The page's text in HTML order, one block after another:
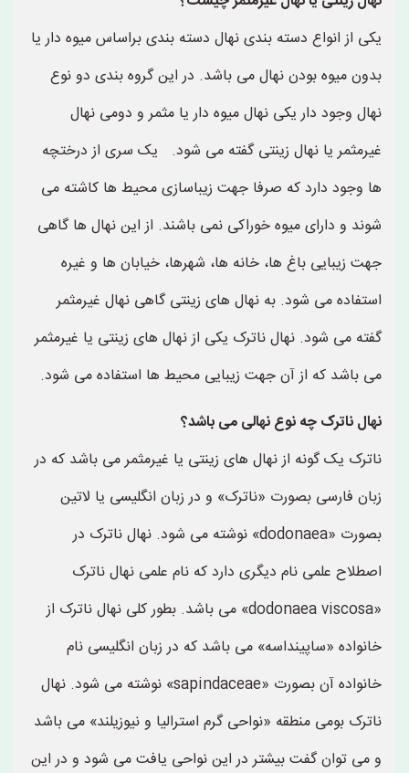
یکی از انواع دسته بندی نهال دسته بندی براساس میوه دار یا
بدون میوه بودن نهال می باشد. در این گروه بندی دو نوع
نهال وجود دار یکی نهال میوه دار یا مثمر و دومی نهال
غیرمثمر یا نهال زینتی گفته می شود. یک سری از درختچه
ها وجود دارد که صرفا جهت زیباسازی محیط ها کاشته می
شوند و دارای میوه خوراکی نمی باشند. از این نهال ها گاهی
جهت زیبایی باغ ها، خانه ها، شهرها، خیابان ها و غیره
استفاده می شود. به نهال های زینتی گاهی نهال غیرمثمر
گفته می شود. نهال ناترک یکی از نهال های زینتی یا غیرمثمر
می باشد که از آن جهت زیبایی محیط ها استفاده می شود.
نهال ناترک چه نوع نهالی می باشد؟
ناترک یک گونه از نهال های زینتی یا غیرمثمر می باشد که در
زبان فارسی بصورت «ناترک» و در زبان انگلیسی یا لاتین
بصورت «dodonaea» نوشته می شود. نهال ناترک در
اصطلاح علمی نام دیگری دارد که نام علمی نهال ناترک
«dodonaea viscosa» می باشد. بطور کلی نهال ناترک از
خانواده «ساپینداسه» می باشد که در زبان انگلیسی نام
خانواده آن بصورت «sapindaceae» نوشته می شود. نهال
ناترک بومی منطقه «نواحی گرم استرالیا و نیوزیلند» می باشد
و می توان گفت بیشتر در این نواحی یافت می شود و در این